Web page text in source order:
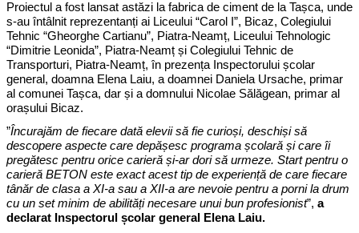
Proiectul a fost lansat astăzi la fabrica de ciment de la Tașca, unde
s-au întâlnit reprezentanți ai Liceului “Carol I”, Bicaz, Colegiului
Tehnic “Gheorghe Cartianu”, Piatra-Neamț, Liceului Tehnologic
“Dimitrie Leonida”, Piatra-Neamț și Colegiului Tehnic de
Transporturi, Piatra-Neamț, în prezența Inspectorului școlar
general, doamna Elena Laiu, a doamnei Daniela Ursache, primar
al comunei Tașca, dar și a domnului Nicolae Sălăgean, primar al
orașului Bicaz.
”Încurajăm de fiecare dată elevii să fie curioși, deschiși să
descopere aspecte care depășesc programa școlară și care îi
pregătesc pentru orice carieră și-ar dori să urmeze. Start pentru o
carieră BETON este exact acest tip de experiență de care fiecare
tânăr de clasa a XI-a sau a XII-a are nevoie pentru a porni la drum
cu un set minim de abilități necesare unui bun profesionist”, a
declarat Inspectorul școlar general Elena Laiu.